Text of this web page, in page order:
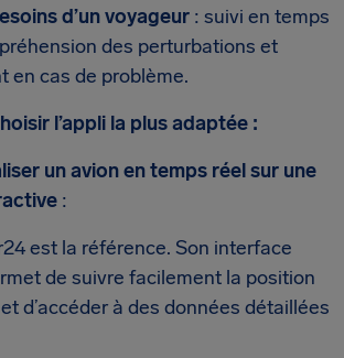
d’un voyageur : suivi en temps
des perturbations et
en cas de problème.
l’appli la plus adaptée :
un avion en temps réel sur une
:
est la référence. Son interface
de suivre facilement la position
d’accéder à des données détaillées